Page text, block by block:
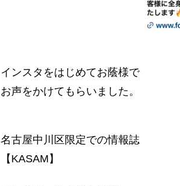
インスタをはじめてお蔭様で
お声をかけてもらいました。
名古屋中川区限定での情報誌
【KASAM】